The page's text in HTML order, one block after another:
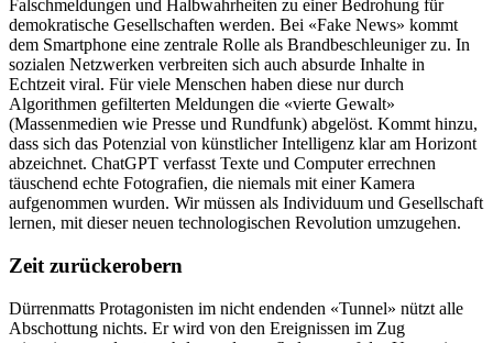
Falschmeldungen und Halbwahrheiten zu einer Bedrohung für
demokratische Gesellschaften werden. Bei «Fake News» kommt
dem Smartphone eine zentrale Rolle als Brandbeschleuniger zu. In
sozialen Netzwerken verbreiten sich auch absurde Inhalte in
Echtzeit viral. Für viele Menschen haben diese nur durch
Algorithmen gefilterten Meldungen die «vierte Gewalt»
(Massenmedien wie Presse und Rundfunk) abgelöst. Kommt hinzu,
dass sich das Potenzial von künstlicher Intelligenz klar am Horizont
abzeichnet. ChatGPT verfasst Texte und Computer errechnen
täuschend echte Fotografien, die niemals mit einer Kamera
aufgenommen wurden. Wir müssen als Individuum und Gesellschaft
lernen, mit dieser neuen technologischen Revolution umzugehen.
Zeit zurückerobern
Dürrenmatts Protagonisten im nicht endenden «Tunnel» nützt alle
Abschottung nichts. Er wird von den Ereignissen im Zug